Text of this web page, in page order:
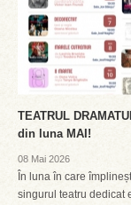
TEATRUL
din luna MAI!
08 Mai 2026
În luna în care
singurul teatru dedicat